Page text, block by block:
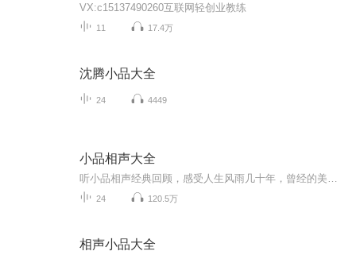
VX:c15137490260互联网轻创业教练
11 17.4万
沈腾小品大全
24 4449
小品相声大全
24 120.5万
相声小品大全